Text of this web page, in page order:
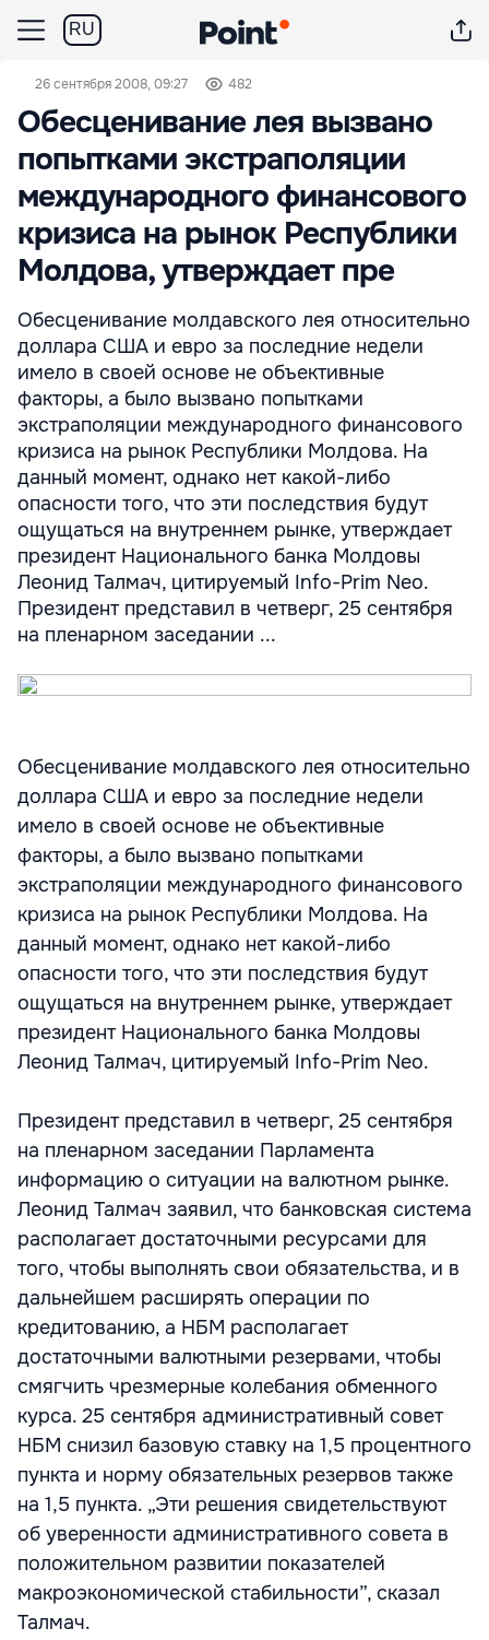
RU
26 сентября 2008, 09:27 482
Обесценивание лея вызвано
попытками экстраполяции
международного финансового
кризиса на рынок Республики
Молдова, утверждает пре
Обесценивание молдавского лея относительно
доллара США и евро за последние недели
имело в своей основе не объективные
факторы, а было вызвано попытками
экстраполяции международного финансового
кризиса на рынок Республики Молдова. На
данный момент, однако нет какой-либо
опасности того, что эти последствия будут
ощущаться на внутреннем рынке, утверждает
президент Национального банка Молдовы
Леонид Талмач, цитируемый Info-Prim Neo.
Президент представил в четверг, 25 сентября
на пленарном заседании ...
Обесценивание молдавского лея относительно
доллара США и евро за последние недели
имело в своей основе не объективные
факторы, а было вызвано попытками
экстраполяции международного финансового
кризиса на рынок Республики Молдова. На
данный момент, однако нет какой-либо
опасности того, что эти последствия будут
ощущаться на внутреннем рынке, утверждает
президент Национального банка Молдовы
Леонид Талмач, цитируемый Info-Prim Neo.
Президент представил в четверг, 25 сентября
на пленарном заседании Парламента
информацию о ситуации на валютном рынке.
Леонид Талмач заявил, что банковская система
располагает достаточными ресурсами для
того, чтобы выполнять свои обязательства, и в
дальнейшем расширять операции по
кредитованию, а НБМ располагает
достаточными валютными резервами, чтобы
смягчить чрезмерные колебания обменного
курса. 25 сентября административный совет
НБМ снизил базовую ставку на 1,5 процентного
пункта и норму обязательных резервов также
на 1,5 пункта. „Эти решения свидетельствуют
об уверенности административного совета в
положительном развитии показателей
макроэкономической стабильности”, сказал
Талмач.